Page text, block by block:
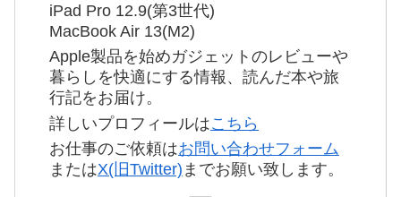
iPad Pro 12.9(第3世代)
MacBook Air 13(M2)
Apple製品を始めガジェットのレビューや
暮らしを快適にする情報、読んだ本や旅
行記をお届け。
詳しいプロフィールはこちら
お仕事のご依頼はお問い合わせフォーム
またはX(旧Twitter) までお願い致します。